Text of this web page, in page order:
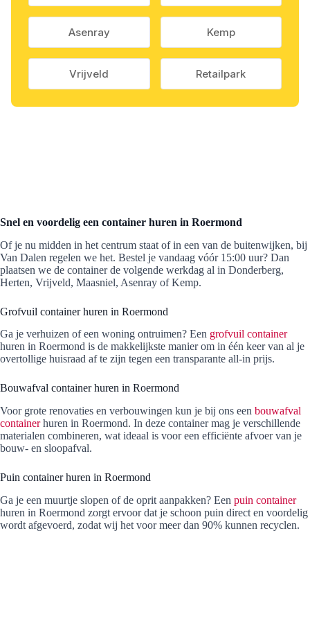
Asenray Kemp
Vrijveld Retailpark
Snel en voordelig een container huren in Roermond
Of je nu midden in het centrum staat of in een van de buitenwijken, bij
Van Dalen regelen we het. Bestel je vandaag vóór 15:00 uur? Dan
plaatsen we de container de volgende werkdag al in Donderberg,
Herten, Vrijveld, Maasniel, Asenray of Kemp.
Grofvuil container huren in Roermond
Ga je verhuizen of een woning ontruimen? Een grofvuil container
huren in Roermond is de makkelijkste manier om in één keer van al je
overtollige huisraad af te zijn tegen een transparante all-in prijs.
Bouwafval container huren in Roermond
Voor grote renovaties en verbouwingen kun je bij ons een bouwafval
containerhuren in Roermond. In deze container mag je verschillende
materialen combineren, wat ideaal is voor een efficiënte afvoer van je
bouw- en sloopafval.
Puin container huren in Roermond
Ga je een muurtje slopen of de oprit aanpakken? Een puin container
huren in Roermond zorgt ervoor dat je schoon puin direct en voordelig
wordt afgevoerd, zodat wij het voor meer dan 90% kunnen recyclen.